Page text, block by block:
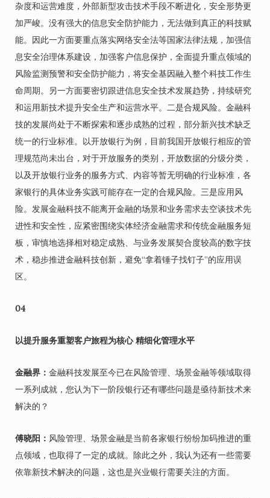
杂度和运营难度，外部新型攻击技术手段不断进化，安全形势更
加严峻。没有强大的信息安全防护能力，无法做到真正的科技赋
能。因此一方面要重点落实网络安全法等国家法律法规，加强信
息安全治理体系建设，加强客户信息保护，全面提升重点领域的
风险监测预警和安全防护能力，将安全基因融入整个科技工作生
命周期。另一方面要密切跟进信息安全技术发展趋势，持续研究
和运用新技术提升安全生产和运营水平。二是合规风险。金融科
技的发展尚处于不断探索和逐步成熟的过程，部分新兴技术缺乏
统一的行业标准。以开放银行为例，目前我国开放银行相应的管
理规范尚未出台，对于开放服务的类别，开放数据的分级分类，
以及开放银行业务的服务方式、内容等暂无明确的行业标准，各
家银行的具体业务实践可能存在一定的合规风险。三是应用风
险。发展金融科技不能离开金融的场景和业务需求去空谈技术先
进性和安全性，应紧密围绕实体经济金融需求和传统金融服务短
板，审慎地选择相对稳定成熟、与业务发展契合度较高的数字技
术，稳步推进金融科技创新，避免“拿着锤子找钉子”的应用误
区。
04
以提升服务重塑客户旅程为核心 精细化管理水平
金融界： 金融科技发展至今已在风险管理、场景金融等领域取得
一系列成就，您认为下一阶段银行还有哪些问题是亟待新技术来
解决的？
傅晓阳： 风险管理、场景金融是当前各家银行纷纷加码推进的重
点领域，也取得了一定的成就。除此之外，我认为还有一些需要
依靠新技术解决的问题，这也是兴业银行需要关注的方面。